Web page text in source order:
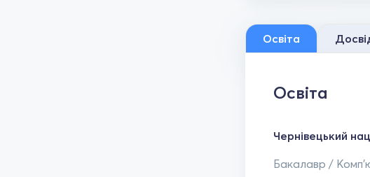
Освіта
Освіта
Чернівецький
Бакалавр /